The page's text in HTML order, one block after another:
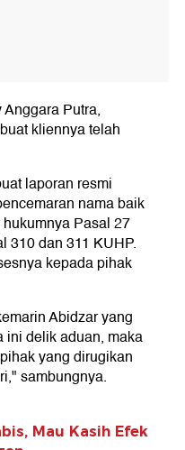
Putra,
kliennya telah
laporan resmi
nama baik
Pasal 27
310 dan 311 KUHP.
kepada pihak
Abidzar yang
ini delik aduan, maka
yang dirugikan
sambungnya.
Mau Kasih Efek